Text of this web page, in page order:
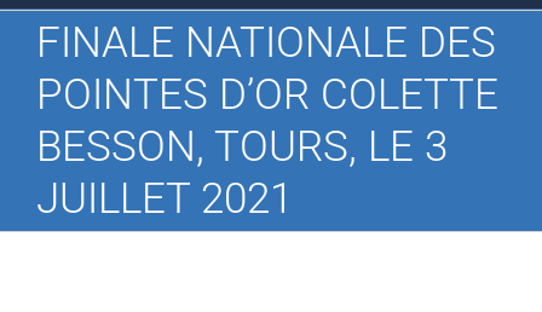
FINALE NATIONALE DES
POINTES D’OR COLETTE
BESSON, TOURS, LE 3
JUILLET 2021